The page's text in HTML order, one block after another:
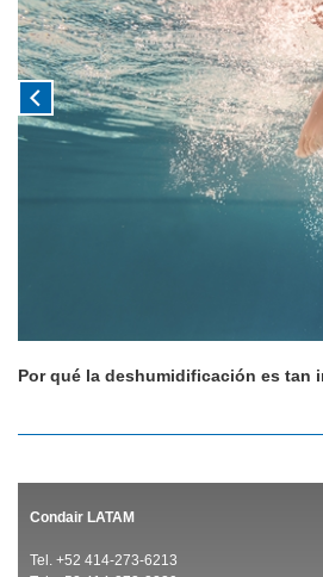
Por qué la deshumidificación es tan
Condair LATAM
Tel. +52 414-273-6213